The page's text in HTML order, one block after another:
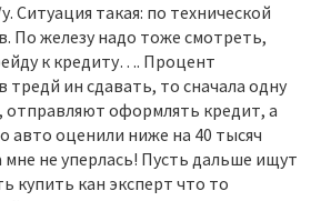
Ситуация такая: по технической
По железу надо тоже смотреть,
к кредиту…. Процент
тредй ин сдавать, то сначала одну
оформлять кредит, а
авто оценили ниже на 40 тысяч
мне не уперлась! Пусть дальше ищут
купить кан эксперт что то